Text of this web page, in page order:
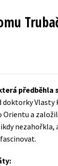
svět
rozvoj
předběhla
doktorky
a